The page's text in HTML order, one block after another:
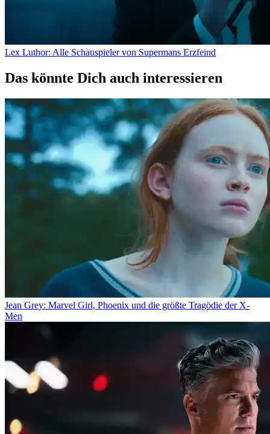
Lex Luthor: Alle Schauspieler von Supermans Erzfeind
Das könnte Dich auch interessieren
Jean Grey: Marvel Girl, Phoenix und die größte Tragödie der X-
Men